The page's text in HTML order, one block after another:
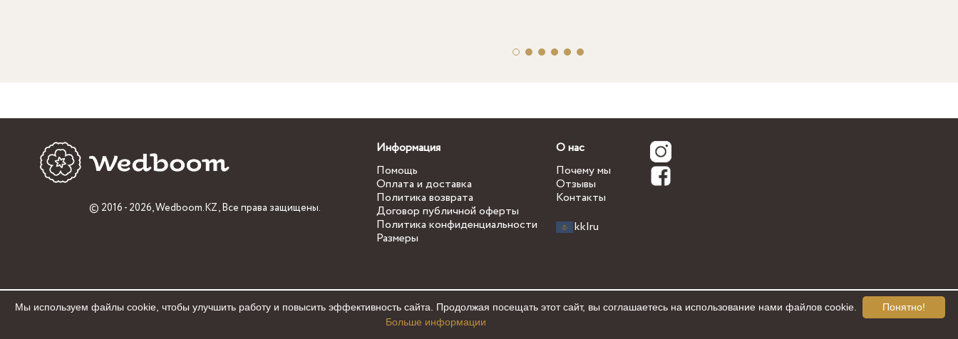
© 2016 - 2026,Wedboom.KZ, Все права защищены.
Информация
Помощь
Оплата и доставка
Политика возврата
Договор публичной оферты
Политика конфиденциальности
Размеры
О нас
Почему мы
Отзывы
Контакты
kk|ru
Понятно!
Мы используем файлы cookie, чтобы улучшить работу и повысить эффективность сайта. Продолжая посещать этот сайт, вы соглашаетесь на использование нами файлов cookie.
Больше информации